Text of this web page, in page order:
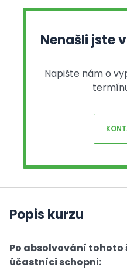
Nenašli jste
Napište nám o
Popis kurzu
Po absolvování tohoto
účastníci schopni: